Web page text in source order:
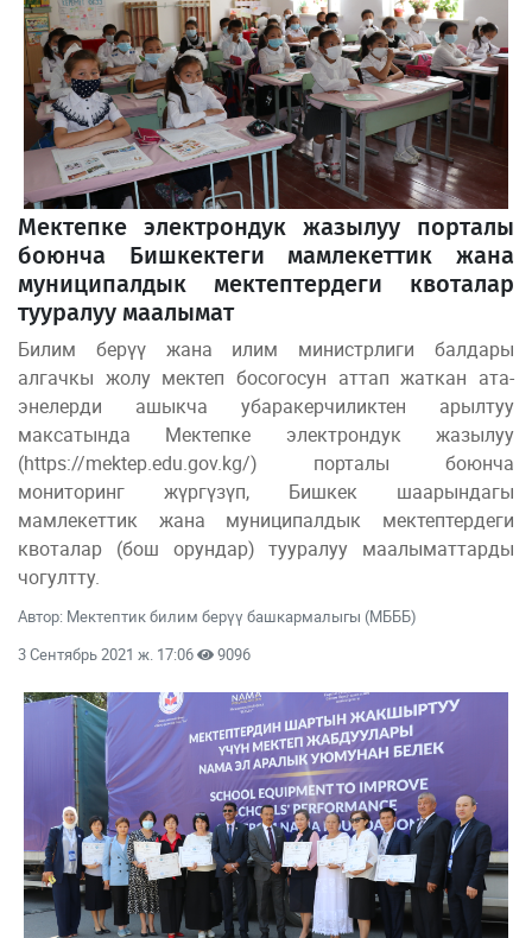
Мектепке электрондук жазылуу порталы
боюнча Бишкектеги мамлекеттик жана
муниципалдык мектептердеги квоталар
тууралуу маалымат
Билим берүү жана илим министрлиги балдары
алгачкы жолу мектеп босогосун аттап жаткан ата-
энелерди ашыкча убаракерчиликтен арылтуу
максатында Мектепке электрондук жазылуу
(https://mektep.edu.gov.kg/) порталы боюнча
мониторинг жүргүзүп, Бишкек шаарындагы
мамлекеттик жана муниципалдык мектептердеги
квоталар (бош орундар) тууралуу маалыматтарды
чогултту.
Автор: Мектептик билим берүү башкармалыгы (МБББ)
3 Сентябрь 2021 ж. 17:06
9096